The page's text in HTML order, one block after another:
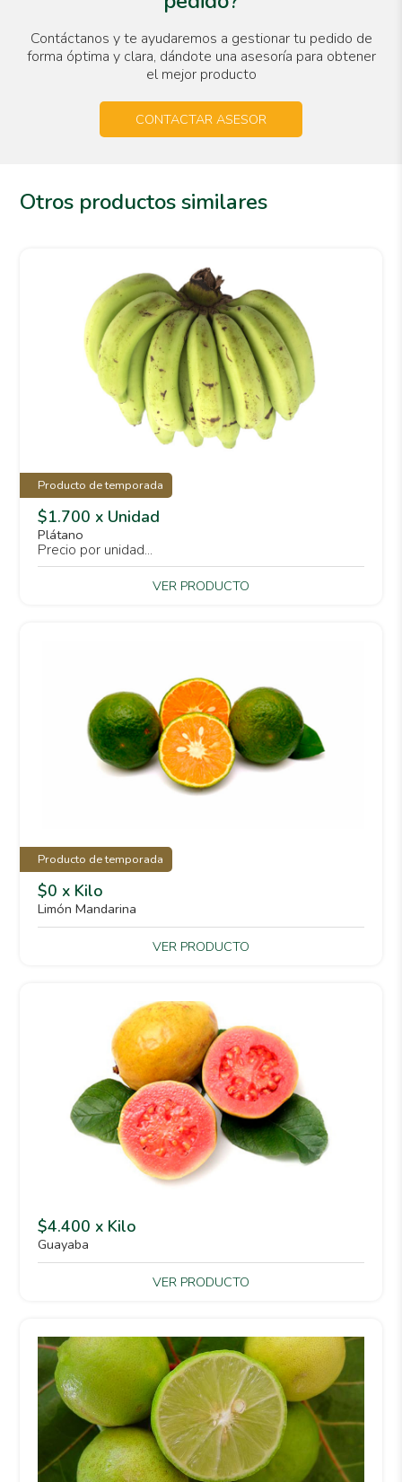
Contáctanos y te ayudaremos a gestionar tu pedido de
forma óptima y clara, dándote una asesoría para obtener
el mejor producto
CONTACTAR ASESOR
Otros productos similares
Producto de temporada
$1.700 x Unidad
Plátano
Precio por unidad...
VER PRODUCTO
Producto de temporada
$0 x Kilo
Limón Mandarina
VER PRODUCTO
$4.400 x Kilo
Guayaba
VER PRODUCTO